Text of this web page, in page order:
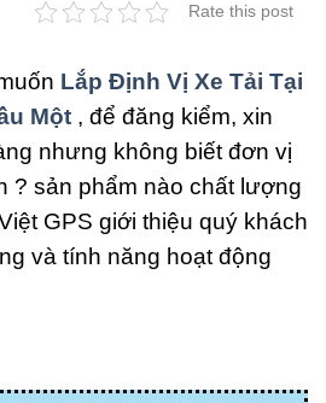
Rate this post
Lắp Định Vị Xe Tải Tại
Một , để đăng kiểm, xin
nhưng không biết đơn vị
? sản phẩm nào chất lượng
GPS giới thiệu quý khách
và tính năng hoạt động